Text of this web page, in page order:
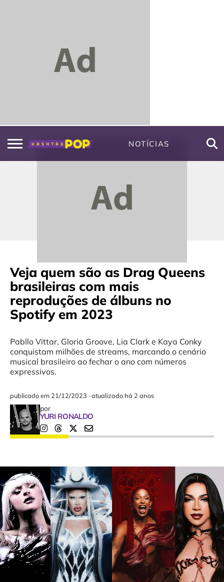
NOTÍCIAS
Veja quem são as Drag Queens
brasileiras com mais
reproduções de álbuns no
Spotify em 2023
Pabllo Vittar, Gloria Groove, Lia Clark e Kaya Conky
conquistam milhões de streams, marcando o cenário
musical brasileiro ao fechar o ano com números
expressivos.
publicado em 21/12/2023 ·atualizado há 2 anos
por
YURI RONALDO